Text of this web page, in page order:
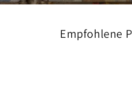
Empfohlene